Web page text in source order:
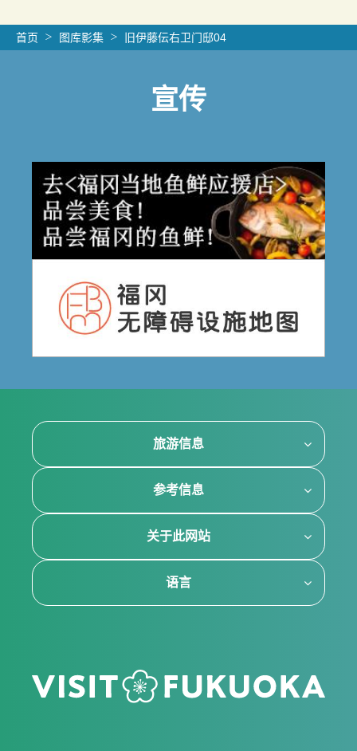
首页 图库影集 旧伊藤伝右卫门邸04
宣传
旅游信息
参考信息
关于此网站
语言